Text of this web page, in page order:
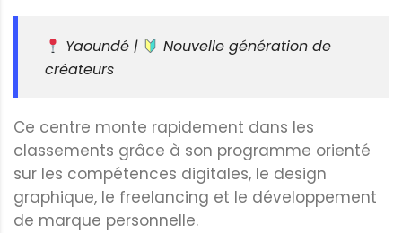
Yaoundé |
Nouvelle génération de
créateurs
Ce centre monte rapidement dans les
classements grâce à son programme orienté
sur les compétences digitales, le design
graphique, le freelancing et le développement
de marque personnelle.